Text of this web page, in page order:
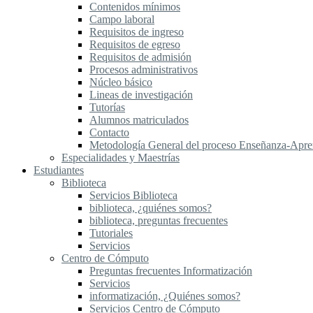
Contenidos mínimos
Campo laboral
Requisitos de ingreso
Requisitos de egreso
Requisitos de admisión
Procesos administrativos
Núcleo básico
Lineas de investigación
Tutorías
Alumnos matriculados
Contacto
Metodología General del proceso Enseñanza-
Especialidades y Maestrías
Estudiantes
Biblioteca
Servicios Biblioteca
biblioteca, ¿quiénes somos?
biblioteca, preguntas frecuentes
Tutoriales
Servicios
Centro de Cómputo
Preguntas frecuentes Informatización
Servicios
informatización, ¿Quiénes somos?
Servicios Centro de Cómputo